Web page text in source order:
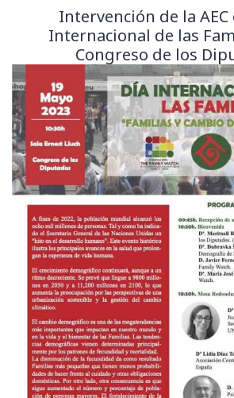
Intervención de la AEC
Internacional de las
Congreso de los